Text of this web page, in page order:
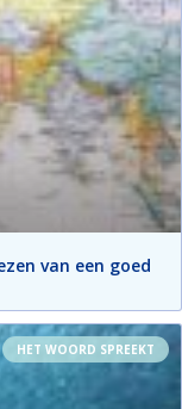
van een goed
HET WOORD SPREEKT